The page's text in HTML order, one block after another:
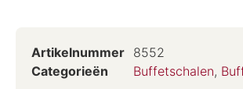
Artikelnummer 8552
Categorieën
Buffetschalen,